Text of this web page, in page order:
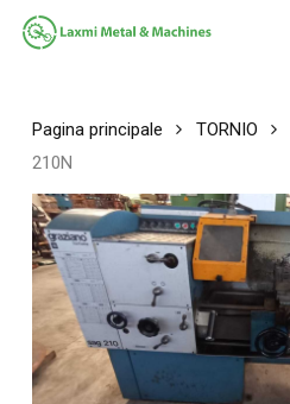
Salta
Pagina principale TORNIO
210N